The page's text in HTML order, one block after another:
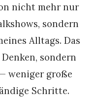
nicht mehr nur
sondern
Alltags. Das
sondern
weniger große
Schritte.